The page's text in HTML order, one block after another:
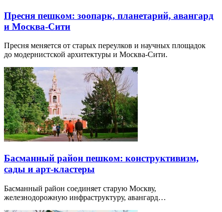
Пресня пешком: зоопарк, планетарий, авангард
и Москва-Сити
Пресня меняется от старых переулков и научных площадок
до модернистской архитектуры и Москва-Сити.
Басманный район пешком: конструктивизм,
сады и арт-кластеры
Басманный район соединяет старую Москву,
железнодорожную инфраструктуру, авангард…